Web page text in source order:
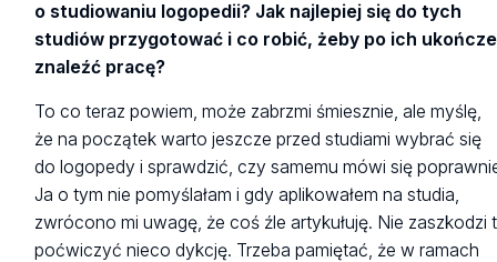
o studiowaniu logopedii? Jak najlepiej się do tych
studiów przygotować i co robić, żeby po ich
znaleźć pracę?
To co teraz powiem, może zabrzmi śmiesznie, ale myślę,
że na początek warto jeszcze przed studiami wybrać się
do logopedy i sprawdzić, czy samemu mówi się
Ja o tym nie pomyślałam i gdy aplikowałem na studia,
zwrócono mi uwagę, że coś źle artykułuję. Nie zaszkodzi
poćwiczyć nieco dykcję. Trzeba pamiętać, że w ramach